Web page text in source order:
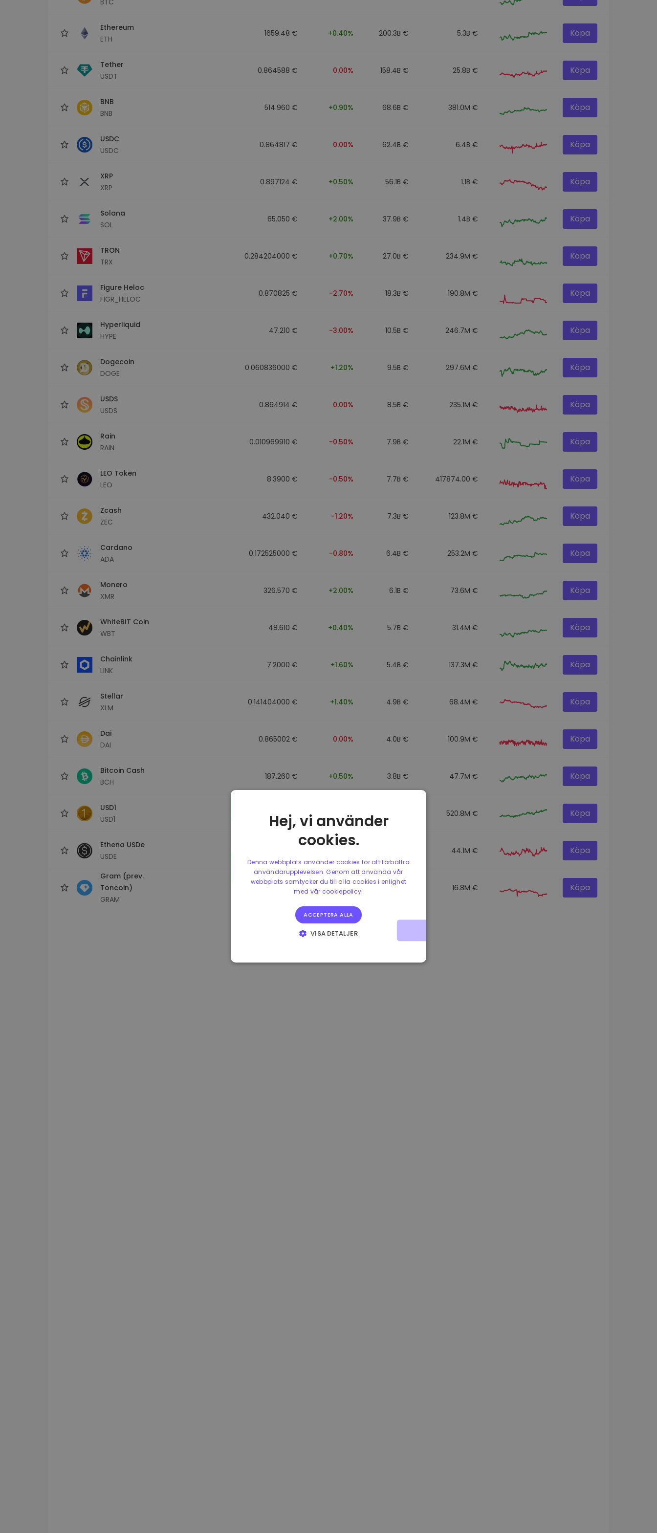
Ethereum
ETH
1659.48 € +0.40% 200.3B € 5.3B € Köpa
Tether
USDT
0.864588 € 0.00% 158.4B € 25.8B € Köpa
BNB
BNB
514.960 € +0.90% 68.6B € 381.0M € Köpa
USDC
USDC
0.864817 € 0.00% 62.4B € 6.4B € Köpa
XRP
XRP
0.897124 € +0.50% 56.1B € 1.1B € Köpa
Solana
SOL
65.050 € +2.00% 37.9B € 1.4B € Köpa
TRON
TRX
0.284204000 € +0.70% 27.0B € 234.9M € Köpa
Figure Heloc
FIGR_HELOC
0.870825 € -2.70% 18.3B € 190.8M € Köpa
Hyperliquid
HYPE
47.210 € -3.00% 10.5B € 246.7M € Köpa
Dogecoin
DOGE
0.060836000 € +1.20% 9.5B € 297.6M € Köpa
USDS
USDS
0.864914 € 0.00% 8.5B € 235.1M € Köpa
Rain
RAIN
0.010969910 € -0.50% 7.9B € 22.1M € Köpa
LEO Token
LEO
8.3900 € -0.50% 7.7B € 417874.00 € Köpa
Zcash
ZEC
432.040 € -1.20% 7.3B € 123.8M € Köpa
Cardano
ADA
0.172525000 € -0.80% 6.4B € 253.2M € Köpa
Monero
XMR
326.570 € +2.00% 6.1B € 73.6M € Köpa
WhiteBIT Coin
WBT
48.610 € +0.40% 5.7B € 31.4M € Köpa
Chainlink
LINK
7.2000 € +1.60% 5.4B € 137.3M € Köpa
Stellar
XLM
0.141404000 € +1.40% 4.9B € 68.4M € Köpa
Dai
DAI
0.865002 € 0.00% 4.0B € 100.9M € Köpa
Bitcoin Cash
BCH
187.260 € +0.50% 3.8B € 47.7M € Köpa
USD1
USD1
0.864902 € 0.00% 520.8M € Köpa
Ethena USDe
USDE
44.1M € Köpa
Gram (prev.
Toncoin)
GRAM
1.180000 € +1.90% 3.2B € 16.8M € Köpa
Hej, vi använder
cookies.
Denna webbplats använder cookies för att förbättra
användarupplevelsen. Genom att använda vår
webbplats samtycker du till alla cookies i enlighet
med vår cookiepolicy.
ACCEPTERA ALLA
VISA DETALJER